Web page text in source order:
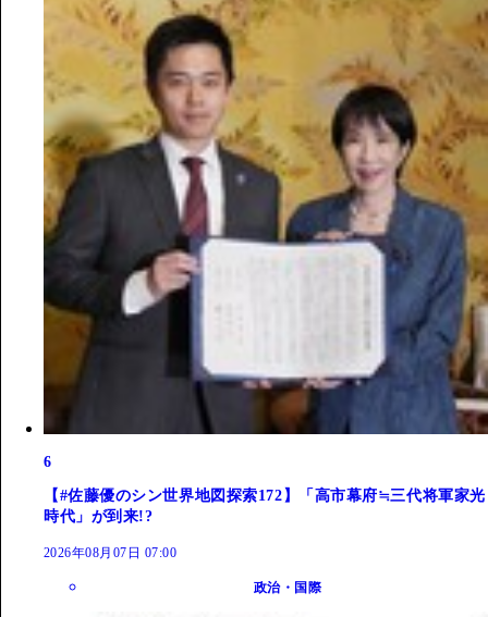
6
【#佐藤優のシン世界地図探索172】「高市幕府≒三代将軍家光
時代」が到来!?
2026年08月07日 07:00
政治・国際